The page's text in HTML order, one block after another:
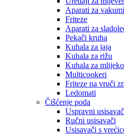
Aparati za
Friteze
Aparati za
Pekači kruha
Kuhala za jaja
Kuhala za rižu
Kuhala za mlijeko
Multicookeri
Friteze na vruči
Ledomati
Čišćenje poda
Uspravni
Ručni usisavači
Usisavači s